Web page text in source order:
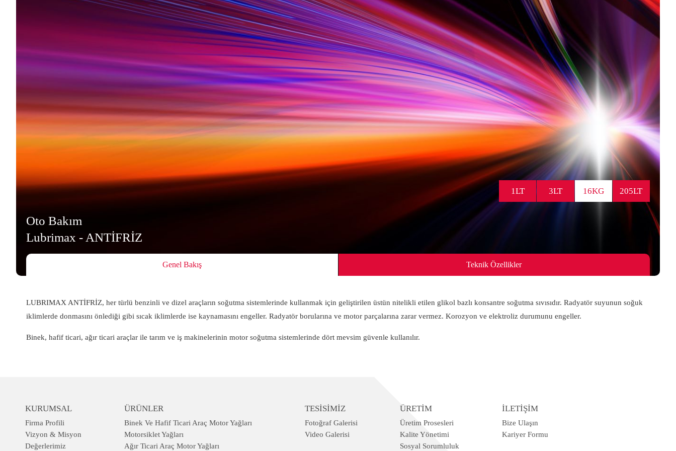
Oto Bakım
Lubrimax - ANTİFRİZ
1LT 3LT 16KG 205LT
Genel Bakış Teknik Özellikler
LUBRIMAX ANTİFRİZ, her türlü benzinli ve dizel araçların soğutma sistemlerinde kullanmak için geliştirilen üstün nitelikli etilen glikol bazlı konsantre soğutma sıvısıdır. Radyatör suyunun soğuk
iklimlerde donmasını önlediği gibi sıcak iklimlerde ise kaynamasını engeller. Radyatör borularına ve motor parçalarına zarar vermez. Korozyon ve elektroliz durumunu engeller.
Binek, hafif ticari, ağır ticari araçlar ile tarım ve iş makinelerinin motor soğutma sistemlerinde dört mevsim güvenle kullanılır.
KURUMSAL
Firma Profili
Vizyon & Misyon
Değerlerimiz
ÜRÜNLER
Binek Ve Hafif Ticari Araç Motor Yağları
Motorsiklet Yağları
Ağır Ticari Araç Motor Yağları
TESİSİMİZ
Fotoğraf Galerisi
Video Galerisi
ÜRETİM
Üretim Prosesleri
Kalite Yönetimi
Sosyal Sorumluluk
İLETİŞİM
Bize Ulaşın
Kariyer Formu